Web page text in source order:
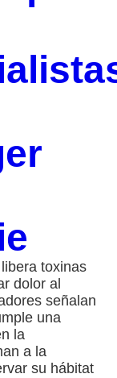
toxinas
dolor al
señalan
una
la
a la
su hábitat